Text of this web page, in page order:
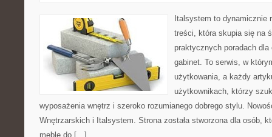
Italsystem to dynamicznie
treści, która skupia się na
praktycznych poradach
gabinet. To serwis, w
użytkowania, a każdy
użytkownikach, którzy
wyposażenia wnętrz i szeroko rozumianego dobrego stylu.
Wnętrzarskich i Italsystem. Strona została stworzona dla osób,
meble do […]